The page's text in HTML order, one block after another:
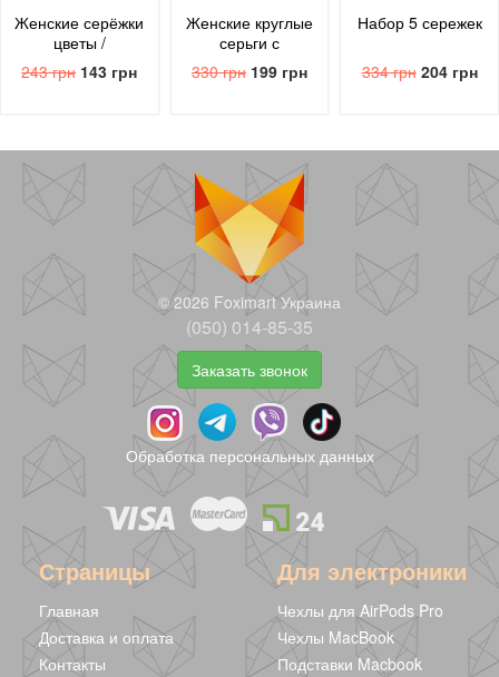
Женские серёжки
цветы /
серебристые
243 грн 143 грн
Женские круглые
серьги с
блестящим
цирконием
330 грн 199 грн
Набор 5 сережек
334 грн 204 грн
Серьги
камушками
298 грн
Серьги
винтажные
розовые
275 грн 195 грн
Серьги
черные
245 грн
© 2026 Foximart Украина
(050) 014-85-35
Заказать звонок
Обработка персональных данных
Страницы
Главная
Доставка и оплата
Контакты
Для электроники
Чехлы для AirPods Pro
Чехлы MacBook
Подставки Macbook